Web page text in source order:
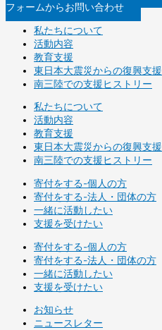
フォームからお問い合わせ
私たちについて
活動内容
教育支援
東日本大震災からの復興支援
南三陸での支援ヒストリー
私たちについて
活動内容
教育支援
東日本大震災からの復興支援
南三陸での支援ヒストリー
寄付をする-個人の方
寄付をする-法人・団体の方
一緒に活動したい
支援を受けたい
寄付をする-個人の方
寄付をする-法人・団体の方
一緒に活動したい
支援を受けたい
お知らせ
ニュースレター